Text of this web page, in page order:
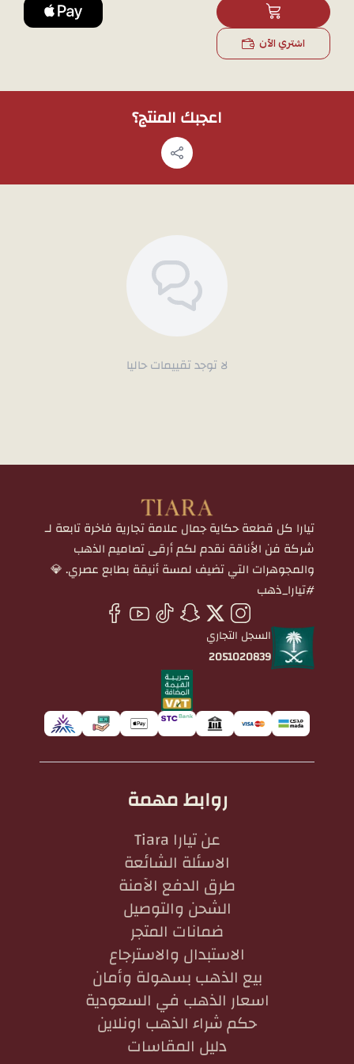
صور إضافية عبر الواتساب، وسوف نقوم بتصويره بالجوال.
اشتري الآن
اعجبك المنتج؟
لا توجد تقييمات حاليا
تيارا كل قطعة حكاية جمال علامة تجارية فاخرة تابعة لـ
شركة فن الأناقة نقدم لكم أرقى تصاميم الذهب
والمجوهرات التي تضيف لمسة أنيقة بطابع عصري. 💎
#تيارا_ذهب
السجل التجاري
2051020839
روابط مهمة
عن تيارا Tiara
الاسئلة الشائعة
طرق الدفع الآمنة
الشحن والتوصيل
ضمانات المتجر
الاستبدال والاسترجاع
بيع الذهب بسهولة وأمان
اسعار الذهب في السعودية
حكم شراء الذهب اونلاين
دليل المقاسات